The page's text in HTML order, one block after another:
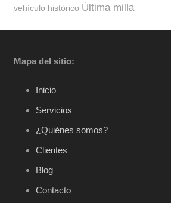
vehículo histórico Última milla
Mapa del sitio:
Inicio
Servicios
¿Quiénes somos?
Clientes
Blog
Contacto